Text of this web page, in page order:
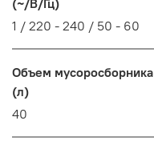
(~/В/Гц)
1 / 220 - 240 / 50 - 60
Объем мусоросборника
(л)
40